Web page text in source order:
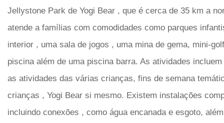
Jellystone Park de Yogi Bear , que é cerca de 35 km a
atende a famílias com comodidades como parques
interior , uma sala de jogos , uma mina de gema, mini-
piscina além de uma piscina barra. As atividades
as atividades das várias crianças, fins de semana
crianças , Yogi Bear si mesmo. Existem instalações
incluindo conexões , como água encanada e esgoto,